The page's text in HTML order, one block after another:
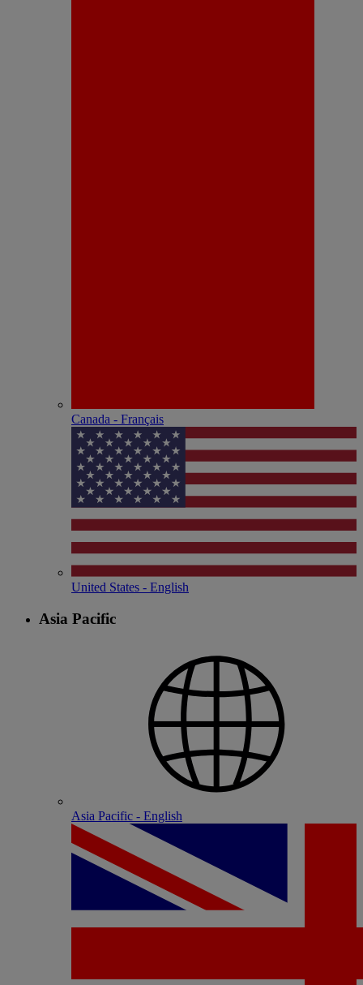
Canada - Français
United States - English
Asia Pacific
Asia Pacific - English